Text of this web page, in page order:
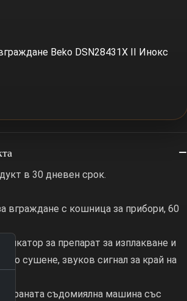
Beko DSN28431X II Инокс
в 30 дневен срок.
вграждане с кошница за прибори, 60
за препарат за изплакване и
сушене, звуков сигнал за край на
съдомиялна машина със